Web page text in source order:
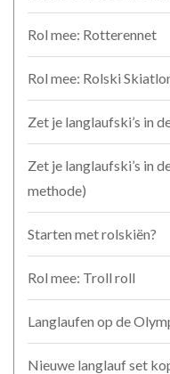
Rol mee: Rotterennet
Rol mee: Rolski
Zet je langlaufski’s in
Zet je langlaufski’s in
methode)
Starten met rolskiën?
Rol mee: Troll roll
Langlaufen op de
Nieuwe langlauf set